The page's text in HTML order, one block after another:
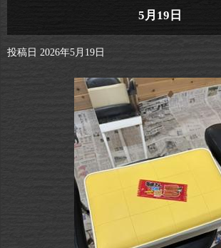
5月19日
投稿日 2026年5月19日